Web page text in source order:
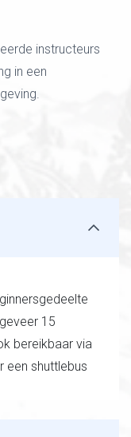
instructeurs
in een
15
bereikbaar via
een shuttlebus